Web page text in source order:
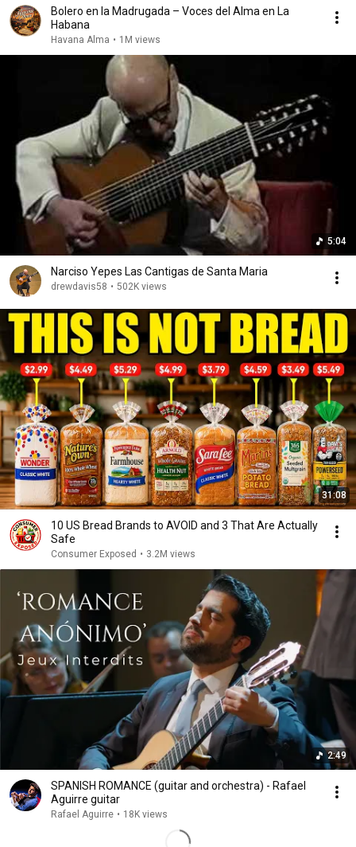
Bolero en la Madrugada – Voces del Alma en La
Habana
Havana Alma • 1M views
5:04
Narciso Yepes Las Cantigas de Santa Maria
drewdavis58 • 502K views
31:08
10 US Bread Brands to AVOID and 3 That Are Actually
Safe
Consumer Exposed • 3.2M views
2:49
SPANISH ROMANCE (guitar and orchestra) - Rafael
Aguirre guitar
Rafael Aguirre • 18K views